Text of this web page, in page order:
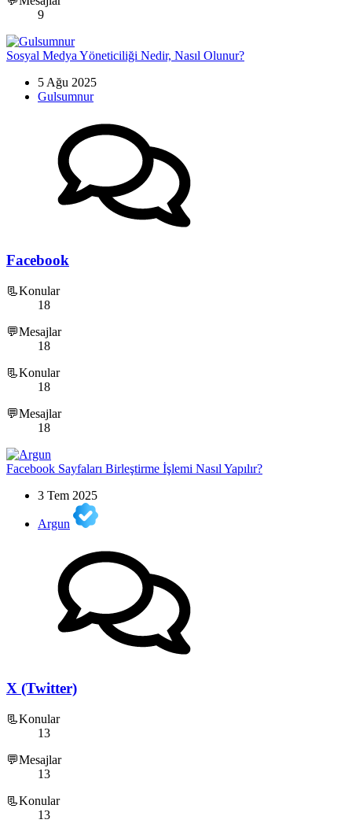
9
Sosyal Medya Yöneticiliği Nedir, Nasıl Olunur?
5 Ağu 2025
Gulsumnur
Facebook
📃Konular
18
💬Mesajlar
18
📃Konular
18
💬Mesajlar
18
Facebook Sayfaları Birleştirme İşlemi Nasıl Yapılır?
3 Tem 2025
Argun
X (Twitter)
📃Konular
13
💬Mesajlar
13
📃Konular
13